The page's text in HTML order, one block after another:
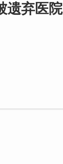
遗弃医院